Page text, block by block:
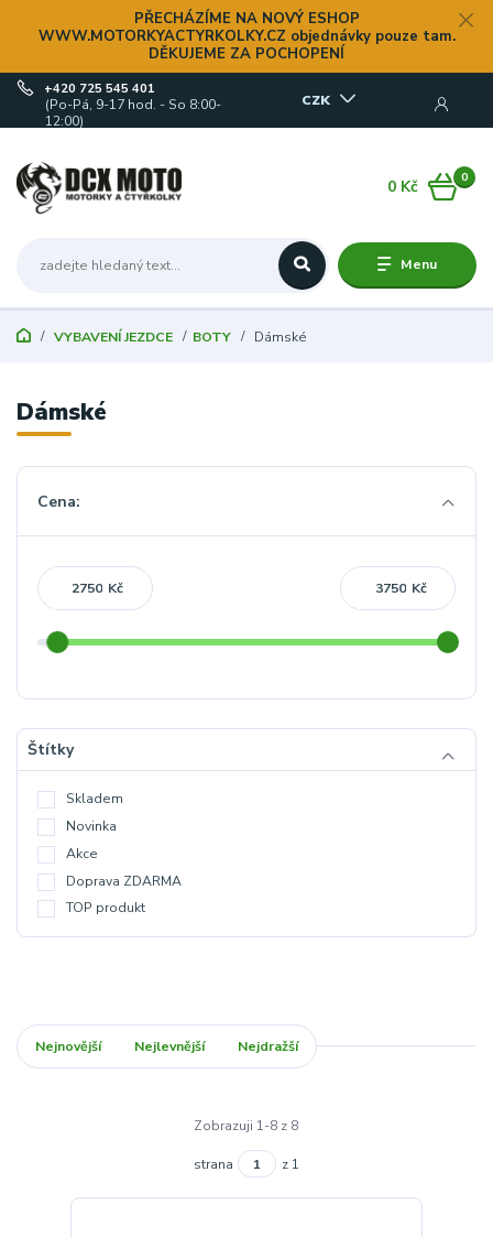
PŘECHÁZÍME NA NOVÝ ESHOP
WWW.MOTORKYACTYRKOLKY.CZ objednávky pouze tam.
DĚKUJEME ZA POCHOPENÍ
Menu
CZK
+420 725 545 401
(Po-Pá, 9-17 hod. - So 8:00-
12:00)
0
0 Kč
VYBAVENÍ JEZDCE BOTY Dámské
Dámské
Cena:
Kč Kč
Štítky
Skladem
Novinka
Akce
Doprava ZDARMA
TOP produkt
Nejnovější Nejlevnější Nejdražší
Zobrazuji 1-8 z 8
strana z 1